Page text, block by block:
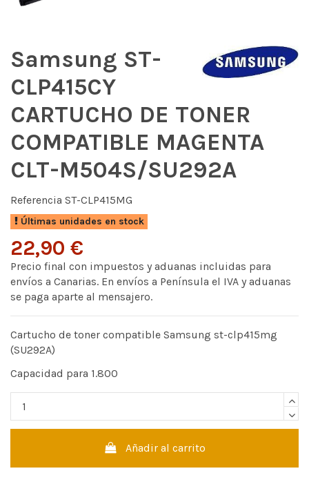
Samsung ST-
CLP415CY
CARTUCHO DE TONER
COMPATIBLE MAGENTA
CLT-M504S/SU292A
Referencia ST-CLP415MG
Últimas unidades en stock
22,90 €
Precio final con impuestos y aduanas incluidas para
envíos a Canarias. En envíos a Península el IVA y aduanas
se paga aparte al mensajero.
Cartucho de toner compatible Samsung st-clp415mg
(SU292A)
Capacidad para 1.800
Añadir al carrito